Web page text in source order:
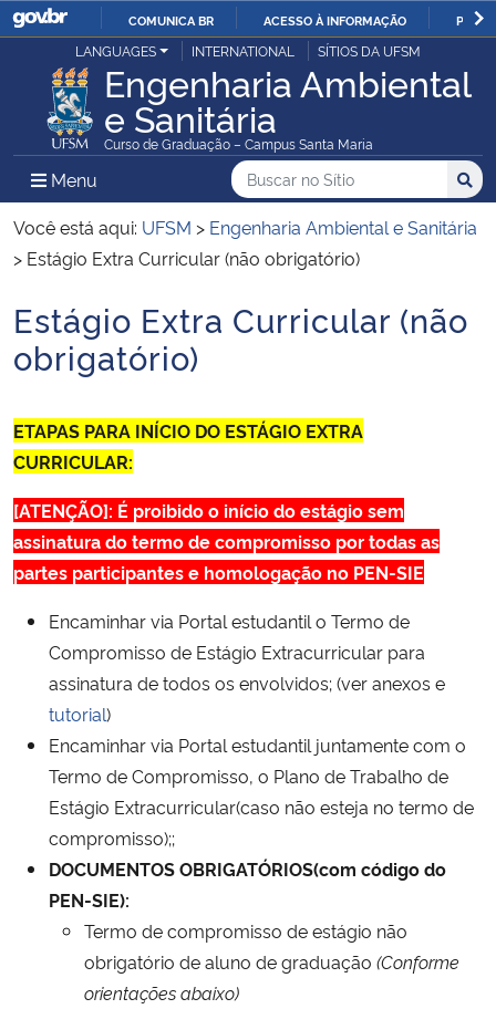
IR
PARA
O
CONTEÚDO
COMUNICA BR ACESSO À INFORMAÇÃO
Ministério da Justiça e Segurança Pública
Ministério da Defesa
Ministério das Relações Exteriores
Ministério da Infraestrutura
Ministério da Educação
Ministério da Cidadania
Ministério da Saúde
Ministério de Minas e Energia
Ministério da Ciência, Tecnologia, Inovações e Comunicações
Ministério do Meio Ambiente
Ministério do Turismo
Ministério do Desenvolvimento Regional
Controladoria-Geral da União
Ministério da Mulher, da Família e dos Direitos Humanos
LANGUAGES INTERNATIONAL SÍTIOS DA UFSM
Engenharia Ambiental
e Sanitária
Curso de Graduação – Campus Santa Maria
Menu Menu Principal do Sítio
Busca
Buscar no no Sítio
Busca:
Você está aqui: UFSM > Engenharia Ambiental e Sanitária
> Estágio Extra Curricular (não obrigatório)
Início do conteúdo
Estágio Extra Curricular (não
obrigatório)
ETAPAS PARA INÍCIO DO ESTÁGIO EXTRA
CURRICULAR:
[ATENÇÃO]: É proibido o início do estágio sem
assinatura do termo de compromisso por todas as
partes participantes e homologação no PEN-SIE
Encaminhar via Portal estudantil o Termo de
Compromisso de Estágio Extracurricular para
assinatura de todos os envolvidos; (ver anexos e
tutorial)
Encaminhar via Portal estudantil juntamente com o
Termo de Compromisso, o Plano de Trabalho de
Estágio Extracurricular(caso não esteja no termo de
compromisso);;
DOCUMENTOS OBRIGATÓRIOS(com código do
PEN-SIE):
Termo de compromisso de estágio não
obrigatório de aluno de graduação (Conforme
orientações abaixo)